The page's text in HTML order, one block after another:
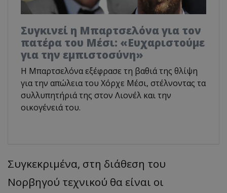
Συγκινεί η Μπαρτσελόνα για τον
πατέρα του Μέσι: «Ευχαριστούμε
για την εμπιστοσύνη»
Η Μπαρτσελόνα εξέφρασε τη βαθιά της θλίψη
για την απώλεια του Χόρχε Μέσι, στέλνοντας τα
συλλυπητήριά της στον Λιονέλ και την
οικογένειά του.
Συγκεκριμένα, στη διάθεση του
Νορβηγού τεχνικού θα είναι οι